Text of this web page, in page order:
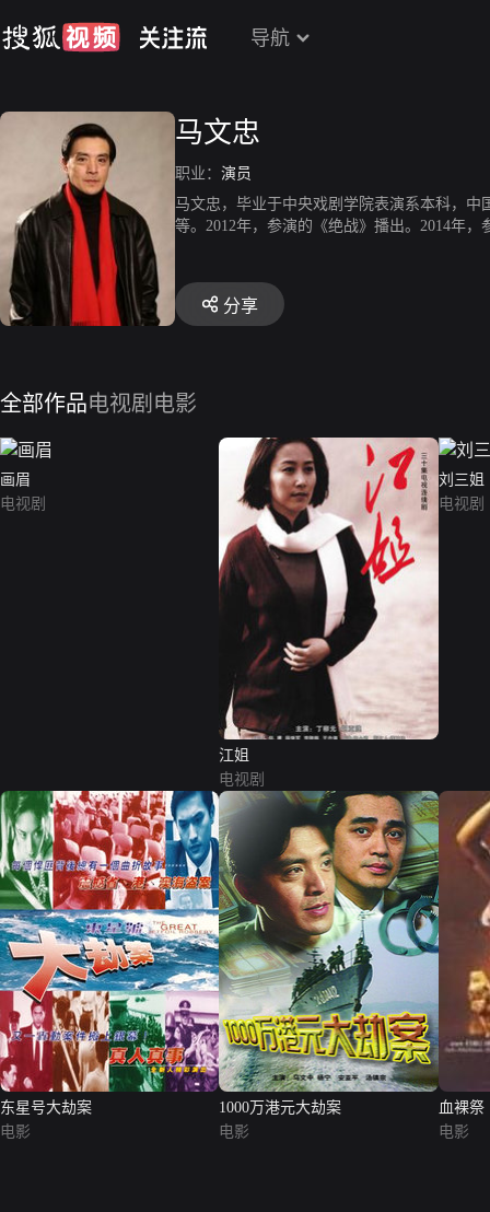
导航
马文忠
职业： 演员
马文忠，毕业于中央戏剧学院表演系本科，
等。2012年，参演的《绝战》播出。2014年
在央视一套黄金档播出。
分享
全部作品电视剧 电影
画眉
电视剧
江姐
电视剧
刘三姐
电视剧
东星号大劫案
电影
1000万港元大劫案
电影
血裸祭
电影